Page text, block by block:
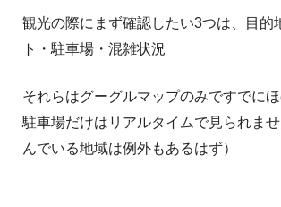
観光の際にまず確認したい3つは、目的
ト・駐車場・混雑状況
それらはグーグルマップのみですでにほ
駐車場だけはリアルタイムで見られま
んでいる地域は例外もあるはず）